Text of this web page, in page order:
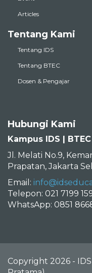
Articles
Tentang Kami
Tentang IDS
Tentang BTEC
Dosen & Pengajar
Hubungi Kami
Kampus IDS | BTEC
Jl. Melati No.9,
Prapatan, Jakarta
Email:
Telepon: 021 7199
WhatsApp: 0851
Copyright 2026 -